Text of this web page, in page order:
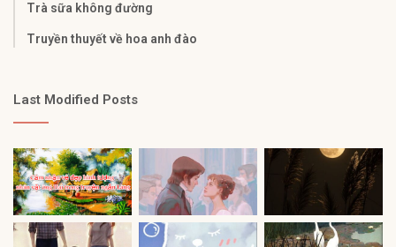
Trà sữa không đường
Truyền thuyết về hoa anh đào
Last Modified Posts